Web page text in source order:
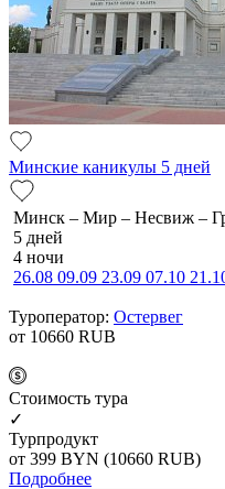
Минские каникулы 5 дней
Минск – Мир – Несвиж –
5 дней
4 ночи
26.08 09.09 23.09 07.10
Туроператор: Остервег
от 10660 RUB
Cтоимость тура
✓
Турпродукт
от 399 BYN (10660 RUB)
Подробнее